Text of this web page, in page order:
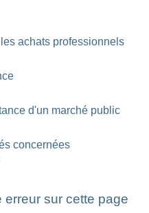
achats professionnels
d'un marché public
concernées
erreur sur cette page